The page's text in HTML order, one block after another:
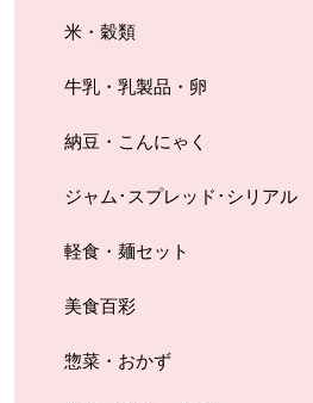
米・穀類
牛乳・乳製品・卵
納豆・こんにゃく
ジャム･スプレッド･シリアル
軽食・麺セット
美食百彩
惣菜・おかず